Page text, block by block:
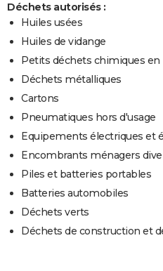
Déchets autorisés :
Huiles usées
Huiles de vidange
Petits déchets chimiques en
Déchets métalliques
Cartons
Pneumatiques hors d'usage
Equipements électriques et
Encombrants ménagers
Piles et batteries portables
Batteries automobiles
Déchets verts
Déchets de construction et